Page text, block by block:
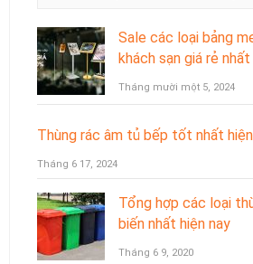
Sale các loại bảng
khách sạn giá rẻ nhất
Tháng mười một 5, 2024
Thùng rác âm tủ bếp tốt nhất
Tháng 6 17, 2024
Tổng hợp các loại
biến nhất hiện nay
Tháng 6 9, 2020